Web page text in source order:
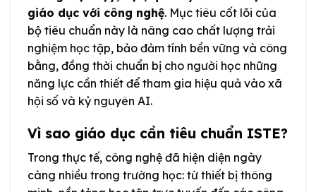
giáo dục với công nghệ. Mục tiêu cốt lõi của
bộ tiêu chuẩn này là nâng cao chất lượng trải
nghiệm học tập, bảo đảm tính bền vững và công
bằng, đồng thời chuẩn bị cho người học những
năng lực cần thiết để tham gia hiệu quả vào xã
hội số và kỷ nguyên AI.
Vì sao giáo dục cần tiêu chuẩn ISTE?
Trong thực tế, công nghệ đã hiện diện ngày
càng nhiều trong trường học: từ thiết bị thông